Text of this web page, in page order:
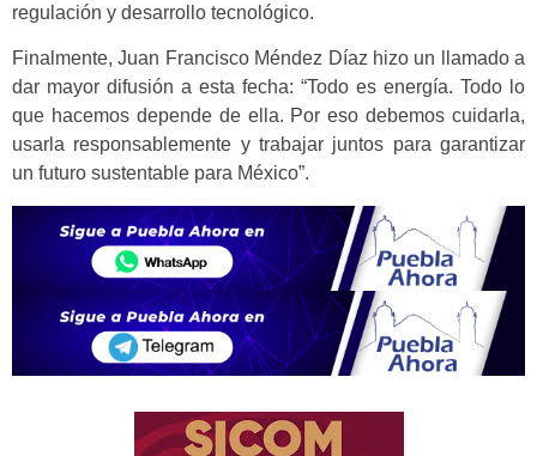
regulación y desarrollo tecnológico.
Finalmente, Juan Francisco Méndez Díaz hizo un llamado a
dar mayor difusión a esta fecha: “Todo es energía. Todo lo
que hacemos depende de ella. Por eso debemos cuidarla,
usarla responsablemente y trabajar juntos para garantizar
un futuro sustentable para México”.